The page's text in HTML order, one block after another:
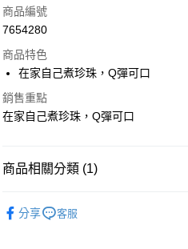
信用卡一次付款
Apple Pay
悠遊付
商品編號
7654280
商品特色
在家自己煮珍珠，Q彈可口
銷售重點
在家自己煮珍珠，Q彈可口
商品相關分類 (1)
分享
客服